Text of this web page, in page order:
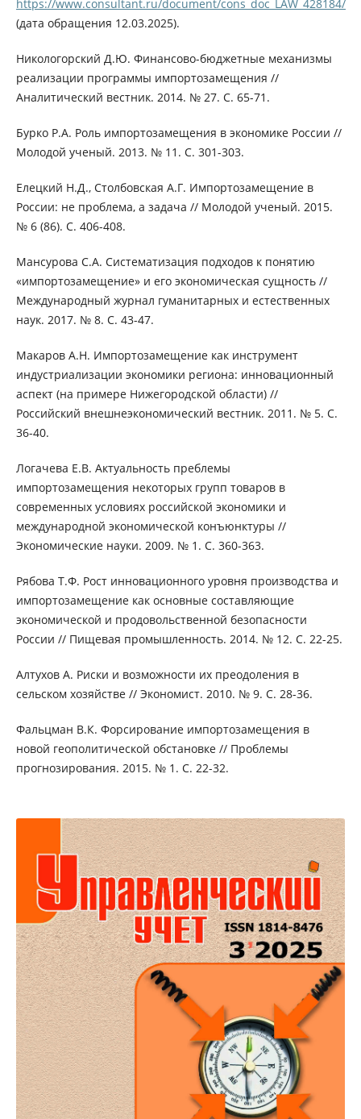
https://www.consultant.ru/document/cons_doc_LAW_428184/
(дата обращения 12.03.2025).
Никологорский Д.Ю. Финансово-бюджетные механизмы
реализации программы импортозамещения //
Аналитический вестник. 2014. № 27. С. 65-71.
Бурко Р.А. Роль импортозамещения в экономике России //
Молодой ученый. 2013. № 11. С. 301-303.
Елецкий Н.Д., Столбовская А.Г. Импортозамещение в
России: не проблема, а задача // Молодой ученый. 2015.
№ 6 (86). С. 406-408.
Мансурова С.А. Систематизация подходов к понятию
«импортозамещение» и его экономическая сущность //
Международный журнал гуманитарных и естественных
наук. 2017. № 8. С. 43-47.
Макаров А.Н. Импортозамещение как инструмент
индустриализации экономики региона: инновационный
аспект (на примере Нижегородской области) //
Российский внешнеэкономический вестник. 2011. № 5. С.
36-40.
Логачева Е.В. Актуальность преблемы
импортозамещения некоторых групп товаров в
современных условиях российской экономики и
международной экономической конъюнктуры //
Экономические науки. 2009. № 1. С. 360-363.
Рябова Т.Ф. Рост инновационного уровня производства и
импортозамещение как основные составляющие
экономической и продовольственной безопасности
России // Пищевая промышленность. 2014. № 12. С. 22-25.
Алтухов А. Риски и возможности их преодоления в
сельском хозяйстве // Экономист. 2010. № 9. С. 28-36.
Фальцман В.К. Форсирование импортозамещения в
новой геополитической обстановке // Проблемы
прогнозирования. 2015. № 1. С. 22-32.